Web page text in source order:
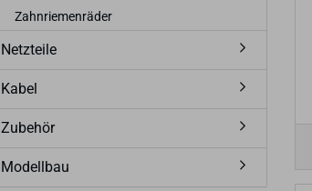
Zahnriemenräder
Netzteile
Kabel
Zubehör
Modellbau